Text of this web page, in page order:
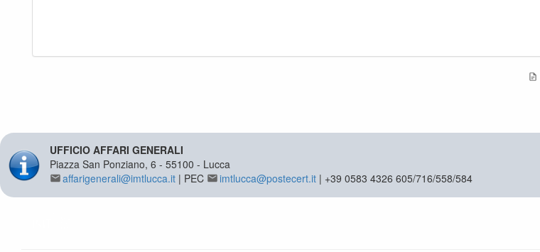
UFFICIO AFFARI GENERALI
Piazza San Ponziano, 6 - 55100 - Lucca
affarigenerali@imtlucca.it | PEC imtlucca@postecert.it | +39 0583 4326 605/716/558/584